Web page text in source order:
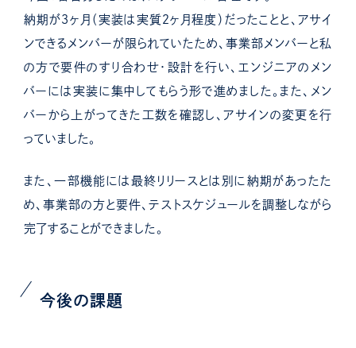
納期が３ヶ月（実装は実質２ヶ月程度）だったことと、アサイ
ンできるメンバーが限られていたため、事業部メンバーと私
の方で要件のすり合わせ・設計を行い、エンジニアのメン
バーには実装に集中してもらう形で進めました。また、メン
バーから上がってきた工数を確認し、アサインの変更を行
っていました。
また、一部機能には最終リリースとは別に納期があったた
め、事業部の方と要件、テストスケジュールを調整しながら
完了することができました。
今後の課題